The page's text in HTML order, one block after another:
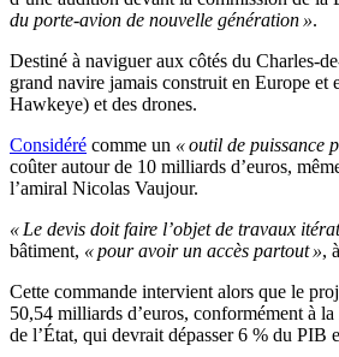
du porte-avion de nouvelle génération ».
Destiné à naviguer aux côtés du Charles-
grand navire jamais construit en Europe et
Hawkeye) et des drones.
Considéré comme un « outil de puissance
coûter autour de 10 milliards d’euros,
l’amiral Nicolas Vaujour.
« Le devis doit faire l’objet de travaux
bâtiment, « pour avoir un accès partout »,
Cette commande intervient alors que le
50,54 milliards d’euros, conformément à
de l’État, qui devrait dépasser 6 % du PIB